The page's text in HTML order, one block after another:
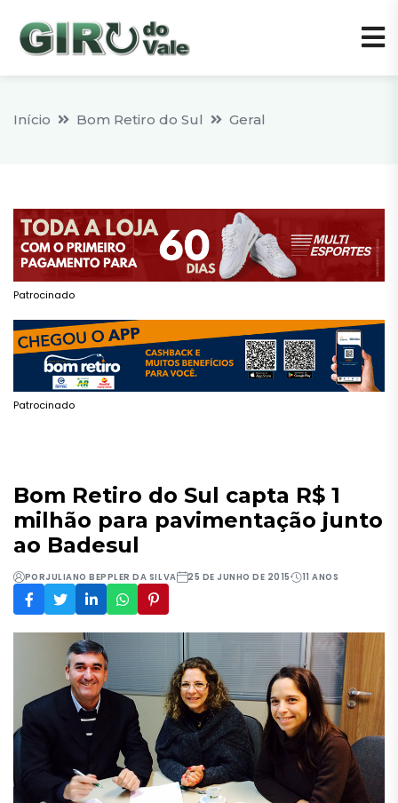
Início Bom Retiro do Sul Geral
Patrocinado
Patrocinado
Bom Retiro do Sul capta R$ 1
milhão para pavimentação junto
ao Badesul
PORJULIANO BEPPLER DA SILVA 25 DE JUNHO DE 2015 11 ANOS